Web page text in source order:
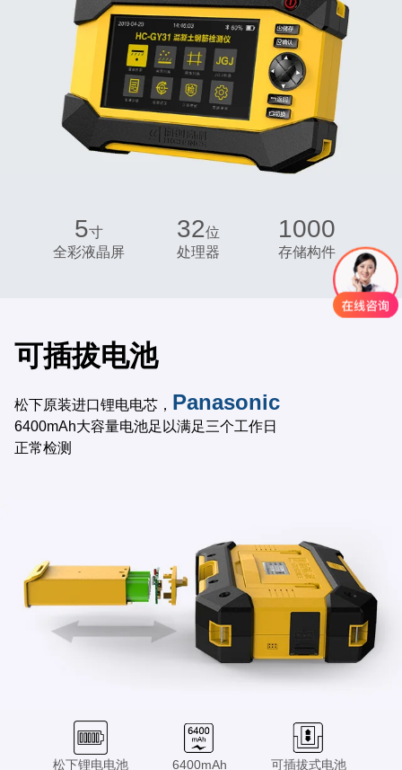
5寸
全彩液晶屏
32位
处理器
1000
存储构件
可插拔电池
松下原装进口锂电电芯， Panasonic
6400mAh大容量电池足以满足三个工作日
正常检测
松下锂电电池
6400mAh
可插拔式电池